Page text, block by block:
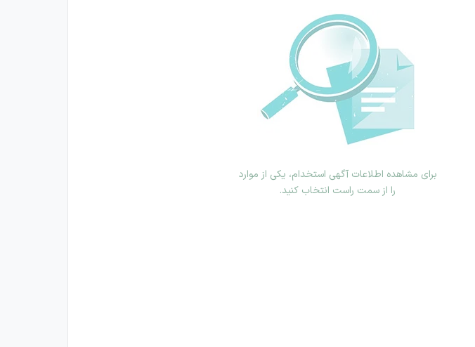
برای مشاهده اطلاعات آگهی استخدام، یکی از موارد
را از سمت راست انتخاب کنید.